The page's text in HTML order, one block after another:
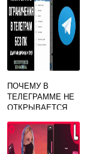
ПОЧЕМУ В
ТЕЛЕГРАММЕ НЕ
ОТКРЫВАЕТСЯ